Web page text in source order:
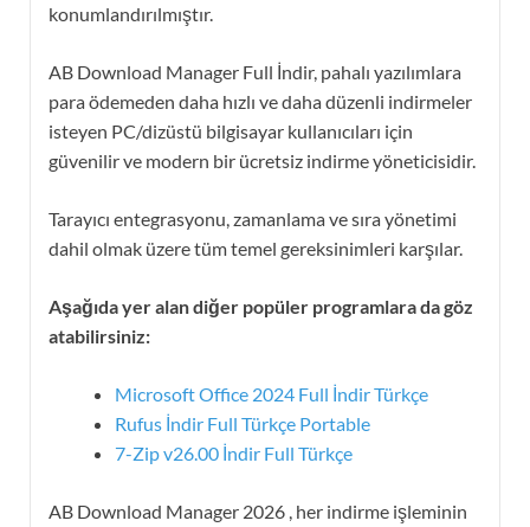
konumlandırılmıştır.
AB Download Manager Full İndir, pahalı yazılımlara
para ödemeden daha hızlı ve daha düzenli indirmeler
isteyen PC/dizüstü bilgisayar kullanıcıları için
güvenilir ve modern bir ücretsiz indirme yöneticisidir.
Tarayıcı entegrasyonu, zamanlama ve sıra yönetimi
dahil olmak üzere tüm temel gereksinimleri karşılar.
Aşağıda yer alan diğer popüler programlara da göz
atabilirsiniz:
Microsoft Office 2024 Full İndir Türkçe
Rufus İndir Full Türkçe Portable
7-Zip v26.00 İndir Full Türkçe
AB Download Manager 2026 , her indirme işleminin